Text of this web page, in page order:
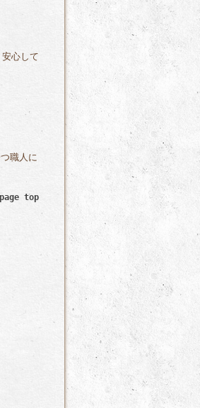
心して
職人に
page top